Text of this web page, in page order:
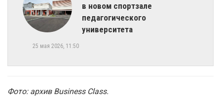
в новом спортзале
педагогического
университета
25 мая 2026, 11:50
Фото: архив Business Class.